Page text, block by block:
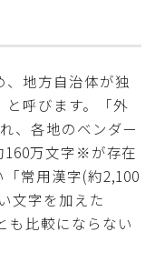
、地方自治体が独
と呼びます。「外
、各地のベンダー
160万文字※が存在
常用漢字(約2,100
文字を加えた
も比較にならない